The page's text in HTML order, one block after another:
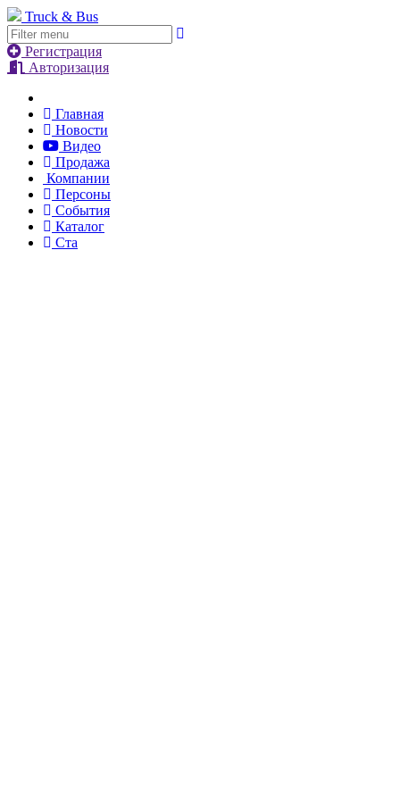
Truck & Bus
Регистрация
Авторизация
Главная
Новости
Видео
Продажа
Компании
Персоны
События
Каталог
Ста